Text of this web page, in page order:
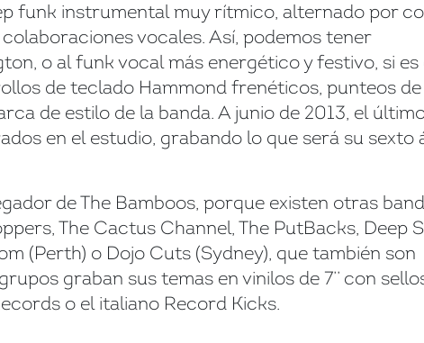
funk instrumental muy rítmico, alternado por
vocales. Así, podemos tener
o al funk vocal más energético y festivo, si es
de teclado Hammond frenéticos, punteos
de estilo de la banda. A junio de 2013, el
en el estudio, grabando lo que será su sexto
de The Bamboos, porque existen otras
The Cactus Channel, The PutBacks, Deep
(Perth) o Dojo Cuts (Sydney), que también son
graban sus temas en vinilos de 7’’ con
o el italiano Record Kicks.